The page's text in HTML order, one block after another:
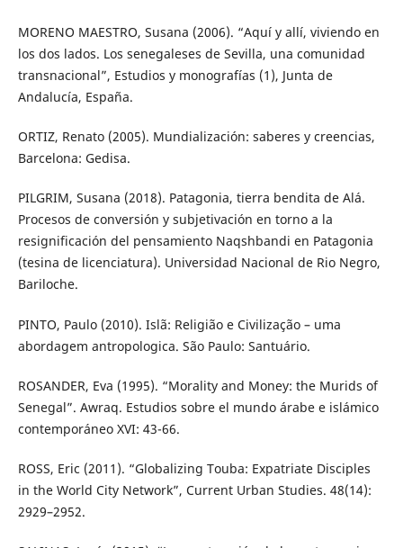
MORENO MAESTRO, Susana (2006). “Aquí y allí, viviendo en
los dos lados. Los senegaleses de Sevilla, una comunidad
transnacional”, Estudios y monografías (1), Junta de
Andalucía, España.
ORTIZ, Renato (2005). Mundialización: saberes y creencias,
Barcelona: Gedisa.
PILGRIM, Susana (2018). Patagonia, tierra bendita de Alá.
Procesos de conversión y subjetivación en torno a la
resignificación del pensamiento Naqshbandi en Patagonia
(tesina de licenciatura). Universidad Nacional de Rio Negro,
Bariloche.
PINTO, Paulo (2010). Islã: Religião e Civilização – uma
abordagem antropologica. São Paulo: Santuário.
ROSANDER, Eva (1995). “Morality and Money: the Murids of
Senegal”. Awraq. Estudios sobre el mundo árabe e islámico
contemporáneo XVI: 43-66.
ROSS, Eric (2011). “Globalizing Touba: Expatriate Disciples
in the World City Network”, Current Urban Studies. 48(14):
2929–2952.